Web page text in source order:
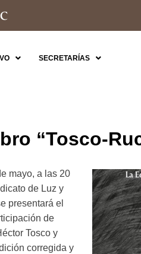
SECRETARÍAS
“Tosco-
mayo, a las 20
de Luz y
presentará el
de
Tosco y
corregida y